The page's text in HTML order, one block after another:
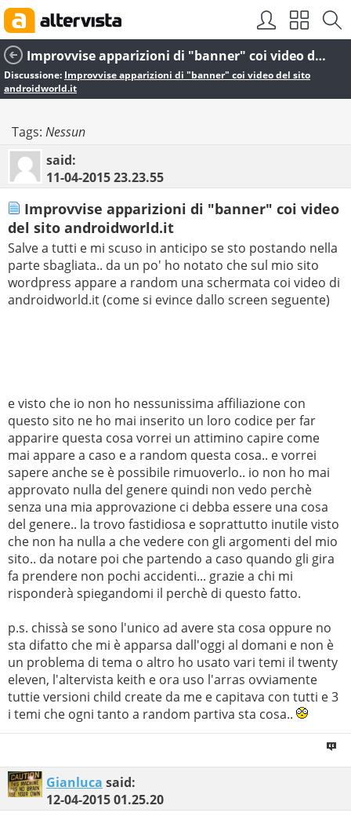
Improvvise apparizioni di "banner" coi video del sito androidworld.it
Discussione: Improvvise apparizioni di "banner" coi video del sito
androidworld.it
Tags: Nessun
said:
11-04-201523.23.55
Improvvise apparizioni di "banner" coi video
del sito androidworld.it
Salve a tutti e mi scuso in anticipo se sto postando nella
parte sbagliata.. da un po' ho notato che sul mio sito
wordpress appare a random una schermata coi video di
androidworld.it (come si evince dallo screen seguente)
e visto che io non ho nessunissima affiliazione con
questo sito ne ho mai inserito un loro codice per far
apparire questa cosa vorrei un attimino capire come
mai appare a caso e a random questa cosa.. e vorrei
sapere anche se è possibile rimuoverlo.. io non ho mai
approvato nulla del genere quindi non vedo perchè
senza una mia approvazione ci debba essere una cosa
del genere.. la trovo fastidiosa e soprattutto inutile visto
che non ha nulla a che vedere con gli argomenti del mio
sito.. da notare poi che partendo a caso quando gli gira
fa prendere non pochi accidenti... grazie a chi mi
risponderà spiegandomi il perchè di questo fatto.
p.s. chissà se sono l'unico ad avere sta cosa oppure no
sta difatto che mi è apparsa dall'oggi al domani e non è
un problema di tema o altro ho usato vari temi il twenty
eleven, l'altervista keith e ora uso l'arras ovviamente
tuttie versioni child create da me e capitava con tutti e 3
i temi che ogni tanto a random partiva sta cosa..
Gianluca said:
12-04-201501.25.20